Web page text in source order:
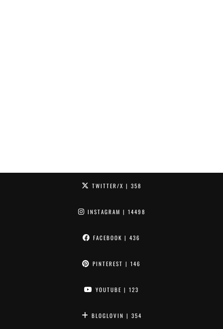
TWITTER/X | 358
INSTAGRAM | 14498
FACEBOOK | 436
PINTEREST | 146
YOUTUBE | 123
BLOGLOVIN | 354